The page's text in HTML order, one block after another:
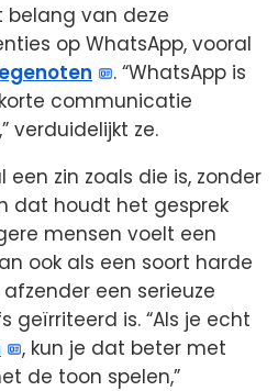
belang van deze
op WhatsApp, vooral
. “WhatsApp is
communicatie
verduidelijkt ze.
zin zoals die is, zonder
dat houdt het gesprek
mensen voelt een
ook als een soort harde
een serieuze
geïrriteerd is. “Als je echt
, kun je dat beter met
de toon spelen,”